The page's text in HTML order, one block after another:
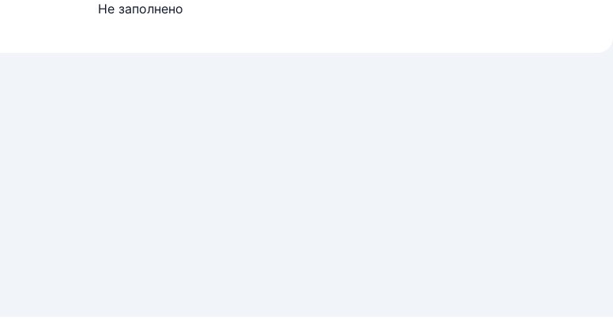
Не заполнено